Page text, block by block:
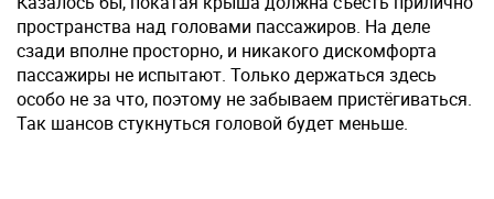
пространства над головами пассажиров. На деле
сзади вполне просторно, и никакого дискомфорта
пассажиры не испытают. Только держаться здесь
особо не за что, поэтому не забываем пристёгиваться.
Так шансов стукнуться головой будет меньше.